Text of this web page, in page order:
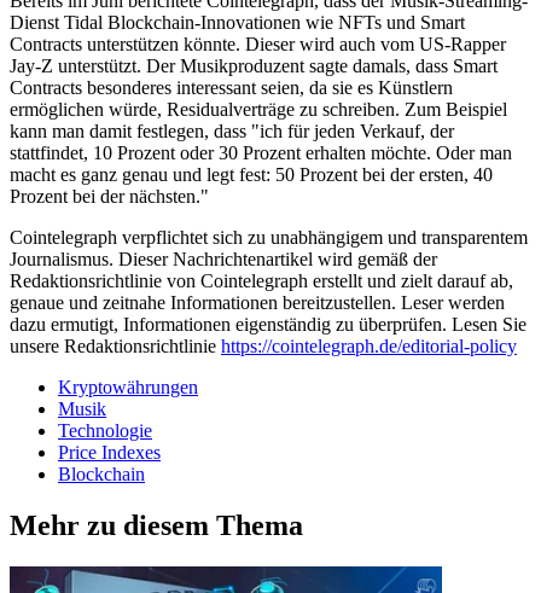
Dienst Tidal Blockchain-Innovationen wie NFTs und Smart
Contracts unterstützen könnte. Dieser wird auch vom US-Rapper
Jay-Z unterstützt. Der Musikproduzent sagte damals, dass Smart
Contracts besonderes interessant seien, da sie es Künstlern
ermöglichen würde, Residualverträge zu schreiben. Zum Beispiel
kann man damit festlegen, dass "ich für jeden Verkauf, der
stattfindet, 10 Prozent oder 30 Prozent erhalten möchte. Oder man
macht es ganz genau und legt fest: 50 Prozent bei der ersten, 40
Prozent bei der nächsten."
Cointelegraph verpflichtet sich zu unabhängigem und transparentem
Journalismus. Dieser Nachrichtenartikel wird gemäß der
Redaktionsrichtlinie von Cointelegraph erstellt und zielt darauf ab,
genaue und zeitnahe Informationen bereitzustellen. Leser werden
dazu ermutigt, Informationen eigenständig zu überprüfen. Lesen Sie
unsere Redaktionsrichtlinie https://cointelegraph.de/editorial-policy
Kryptowährungen
Musik
Technologie
Price Indexes
Blockchain
Mehr zu diesem Thema